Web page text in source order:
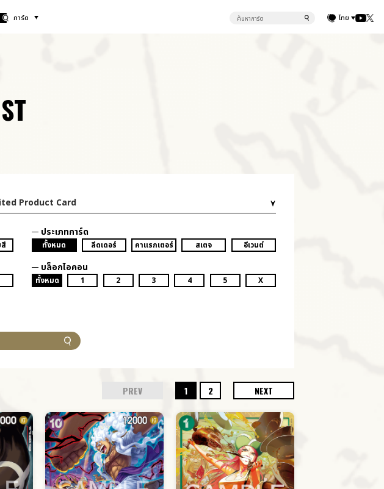
การ์ด ไทย
Product Card
ประเภทการ์ด
ทั้งหมด ลีดเดอร์ คาแรกเตอร์ สเตจ อีเวนต์
บล็อกไอคอน
ทั้งหมด 1 2 3 4 5 X
PREV 1 2 NEXT